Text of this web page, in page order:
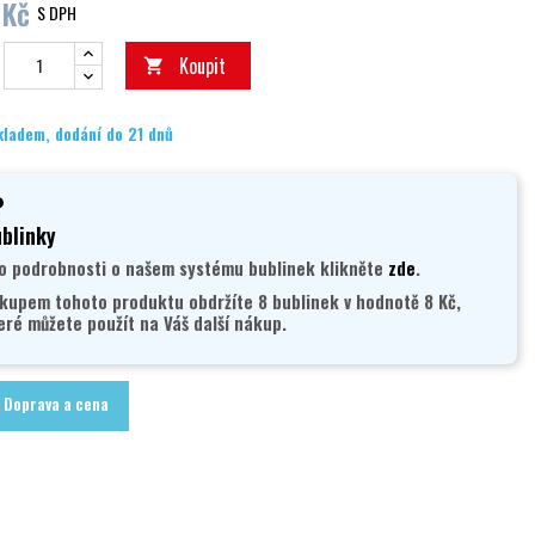
S DPH
 Koupit
dodání do 21 dnů
podrobnosti o našem systému bublinek klikněte zde.
tohoto produktu obdržíte 8 bublinek v hodnotě 8 Kč,
můžete použít na Váš další nákup.
Doprava a cena